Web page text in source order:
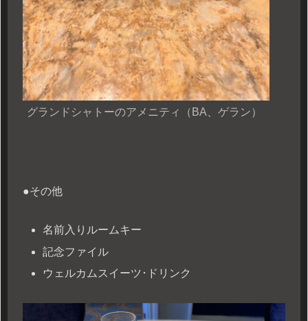
グランドシャトーのアメニティ（BA、ゲラン）
●その他
名前入りルームキー
記念ファイル
ウェルカムスイーツ･ドリンク